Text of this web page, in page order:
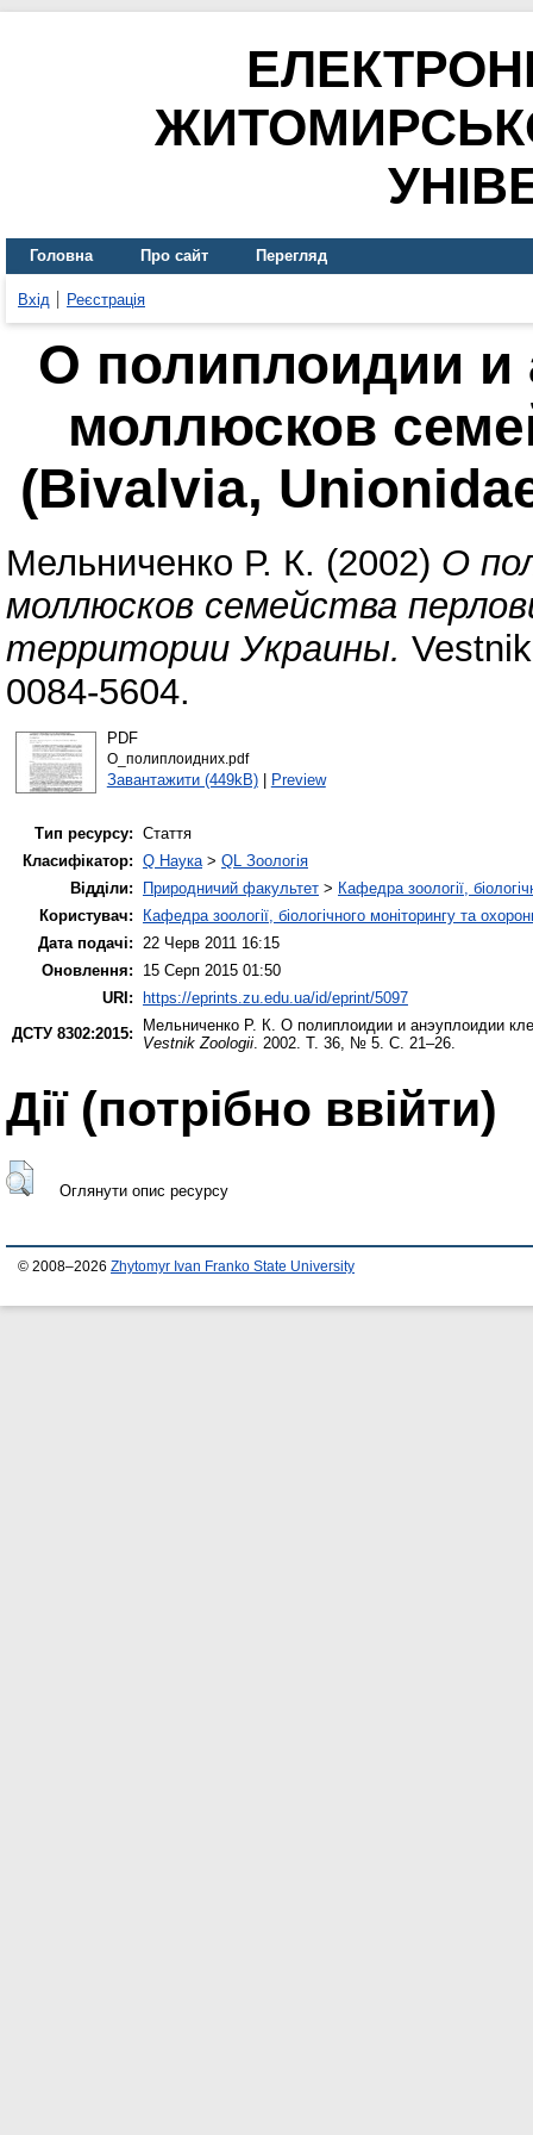
Головна Про сайт Перегляд
Вхід Реєстрація
О полиплоидии и
моллюсков
(Bivalvia,
Мельниченко Р. К. (2002) О
моллюсков семейства
территории Украины.
0084-5604.
PDF
О_полиплоидних.pdf
Завантажити (449kB)| Preview
Тип ресурсу: Стаття
Класифікатор: Q Наука> QL Зоологія
Відділи:
Природничий факультет > Кафедра зоології,
Користувач:
Кафедра зоології, біологічного моніторингу та
Дата подачі: 22 Черв 2011 16:15
Оновлення:
15 Серп 2015 01:50
URI:
https://eprints.zu.edu.ua/id/eprint/5097
ДСТУ 8302:2015:
Мельниченко Р. К. О полиплоидии и анэуплоидии
Vestnik Zoologii. 2002. Т. 36, № 5. С. 21–26.
Дії ​​(потрібно ввійти)
Оглянути опис ресурсу
© 2008–2026 Zhytomyr Ivan Franko State University